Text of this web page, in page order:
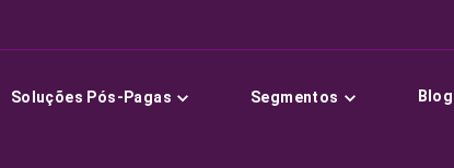
Soluções Pós-Pagas Segmentos Blog